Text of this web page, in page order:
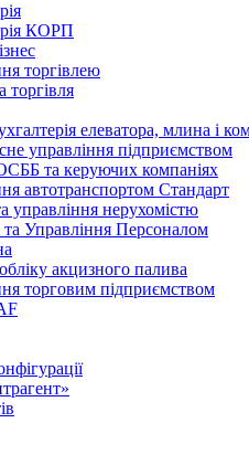
КОРП
торгівлею
торгівля
елеватора, млина і
управління підприємством
та керуючих компаніях
автотранспортом Стандарт
управління нерухомістю
Управління Персоналом
акцизного палива
торговим підприємством